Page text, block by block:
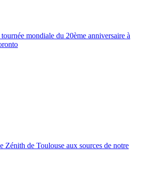
mondiale du 20ème anniversaire à
Zénith de Toulouse aux sources de notre